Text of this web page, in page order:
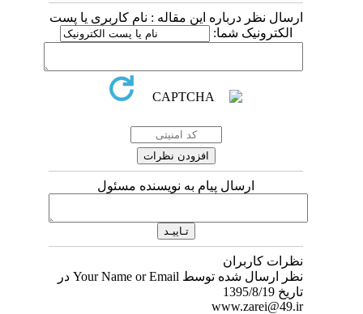
ارسال نظر درباره این مقاله : نام کاربری یا پست
الکترونیک شما:
ارسال پیام به نویسنده مسئول
نظرات کاربران
نظر ارسال شده توسط Your Name or Email در
تاریخ 1395/8/19
www.zarei@49.ir